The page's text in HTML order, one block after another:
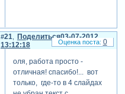
Поделиться
21
03-07-2012
13:12:18
оля, работа просто -
отличная! спасибо!... вот
только, где-то в 4 слайдах
0